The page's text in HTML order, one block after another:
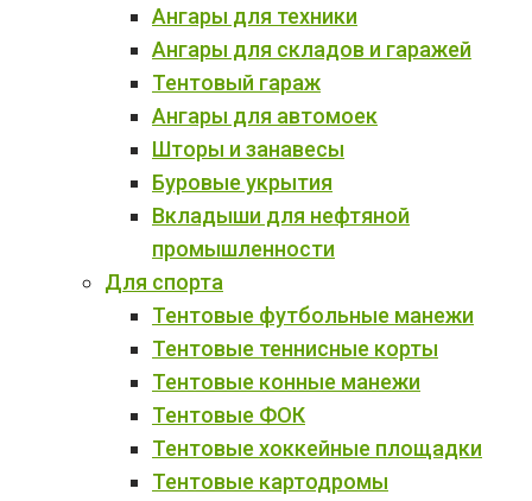
Ангары для техники
Ангары для складов и гаражей
Тентовый гараж
Ангары для автомоек
Шторы и занавесы
Буровые укрытия
Вкладыши для нефтяной
промышленности
Для спорта
Тентовые футбольные манежи
Тентовые теннисные корты
Тентовые конные манежи
Тентовые ФОК
Тентовые хоккейные площадки
Тентовые картодромы